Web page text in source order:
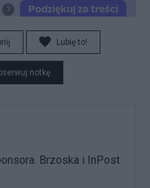
Lubię to!
notkę
Brzoska i InPost